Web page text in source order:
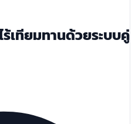
ร้เทียมทานด้วยระบบคู่